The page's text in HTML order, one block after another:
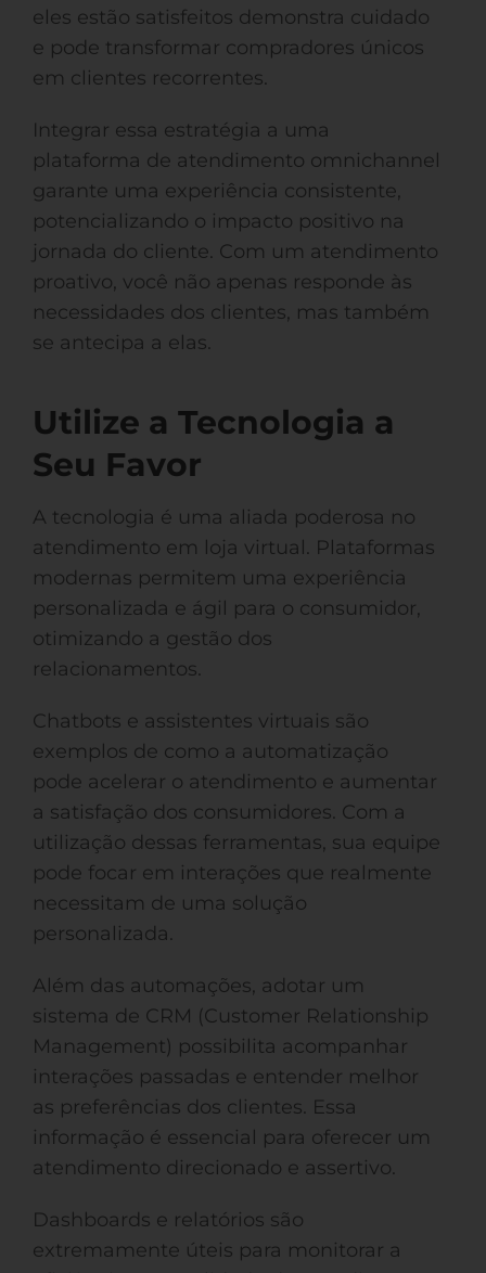
eles estão satisfeitos demonstra cuidado
e pode transformar compradores únicos
em clientes recorrentes.
Integrar essa estratégia a uma
plataforma de atendimento omnichannel
garante uma experiência consistente,
potencializando o impacto positivo na
jornada do cliente. Com um atendimento
proativo, você não apenas responde às
necessidades dos clientes, mas também
se antecipa a elas.
Utilize a Tecnologia a
Seu Favor
A tecnologia é uma aliada poderosa no
atendimento em loja virtual. Plataformas
modernas permitem uma experiência
personalizada e ágil para o consumidor,
otimizando a gestão dos
relacionamentos.
Chatbots e assistentes virtuais são
exemplos de como a automatização
pode acelerar o atendimento e aumentar
a satisfação dos consumidores. Com a
utilização dessas ferramentas, sua equipe
pode focar em interações que realmente
necessitam de uma solução
personalizada.
Além das automações, adotar um
sistema de CRM (Customer Relationship
Management) possibilita acompanhar
interações passadas e entender melhor
as preferências dos clientes. Essa
informação é essencial para oferecer um
atendimento direcionado e assertivo.
Dashboards e relatórios são
extremamente úteis para monitorar a